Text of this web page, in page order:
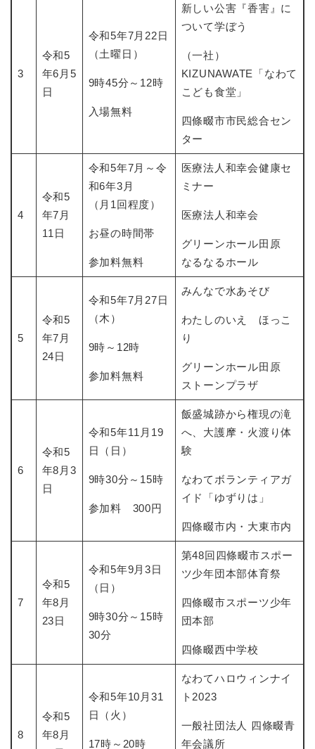
3
令和5
年6月5
日
令和5年7月22日
（土曜日）
9時45分～12時
入場無料
新しい公害『香害』に
ついて学ぼう
（一社）
KIZUNAWATE「なわて
こども食堂」
四條畷市市民総合セン
ター
4
令和5
年7月
11日
令和5年7月～令
和6年3月
（月1回程度）
お昼の時間帯
参加料無料
医療法人和幸会健康セ
ミナー
医療法人和幸会
グリーンホール田原
なるなるホール
5
令和5
年7月
24日
令和5年7月27日
（木）
9時～12時
参加料無料
みんなで水あそび
わたしのいえ ほっこ
り
グリーンホール田原
ストーンプラザ
6
令和5
年8月3
日
令和5年11月19
日（日）
9時30分～15時
参加料 300円
飯盛城跡から権現の滝
へ、大護摩・火渡り体
験
なわてボランティアガ
イド「ゆずりは」
四條畷市内・大東市内
7
令和5
年8月
23日
令和5年9月3日
（日）
9時30分～15時
30分
第48回四條畷市スポー
ツ少年団本部体育祭
四條畷市スポーツ少年
団本部
四條畷西中学校
8
令和5
年8月
令和5年10月31
日（火）
17時～20時
なわてハロウィンナイ
ト2023
一般社団法人 四條畷青
年会議所